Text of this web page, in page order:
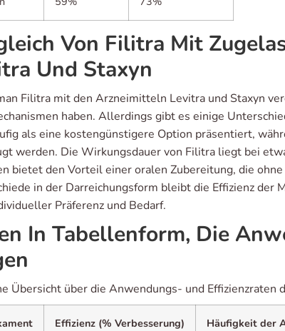
Von Filitra Mit
Und Staxyn
Filitra mit den Arzneimitteln Levitra und Staxyn
haben. Allerdings gibt es einige
als eine kostengünstigere Option präsentiert,
werden. Die Wirkungsdauer von Filitra liegt bei
bietet den Vorteil einer oralen Zubereitung, die
in der Darreichungsform bleibt die Effizienz der
Präferenz und Bedarf.
In Tabellenform, Die
Übersicht über die Anwendungs- und Effizienzraten
Effizienz (% Verbesserung) Häufigkeit der